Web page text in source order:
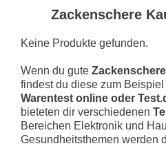
Zackenschere
Keine Produkte gefunden.
Wenn du gute
findest du diese zum
Warentest online oder
bieteten dir verschiedenen
Bereichen Elektronik und
Gesundheitsthemen werden